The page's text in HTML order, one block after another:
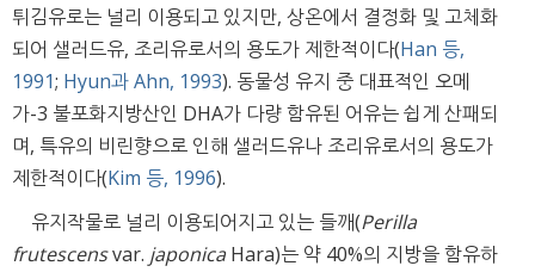
튀김유로는 널리 이용되고 있지만, 상온에서 결정화 및 고체화
되어 샐러드유, 조리유로서의 용도가 제한적이다(Han 등,
1991; Hyun과 Ahn, 1993). 동물성 유지 중 대표적인 오메
가-3 불포화지방산인 DHA가 다량 함유된 어유는 쉽게 산패되
며, 특유의 비린향으로 인해 샐러드유나 조리유로서의 용도가
제한적이다(Kim 등, 1996).
유지작물로 널리 이용되어지고 있는 들깨(Perilla
frutescensvar. japonicaHara)는 약 40%의 지방을 함유하